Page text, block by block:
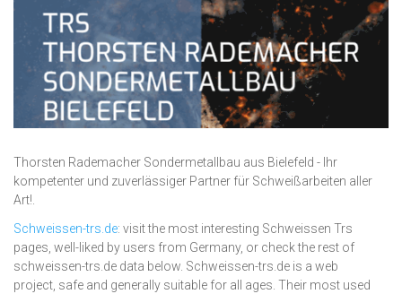
Thorsten Rademacher Sondermetallbau aus Bielefeld - Ihr
kompetenter und zuverlässiger Partner für Schweißarbeiten aller
Art!.
Schweissen-trs.de: visit the most interesting Schweissen Trs
pages, well-liked by users from Germany, or check the rest of
schweissen-trs.de data below. Schweissen-trs.de is a web
project, safe and generally suitable for all ages. Their most used